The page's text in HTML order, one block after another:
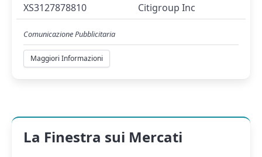
XS3127878810 Citigroup Inc
Comunicazione Pubblicitaria
Maggiori Informazioni
La Finestra sui Mercati